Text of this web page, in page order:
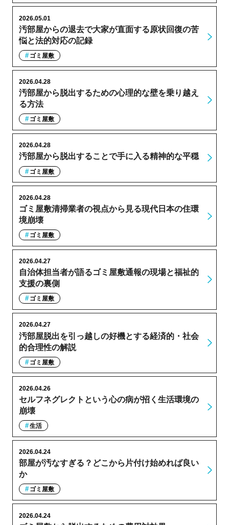
汚部屋からの退去で大家が直面する原状回復の苦
悩と法的対応の記録
2026.05.01
ゴミ屋敷
汚部屋から脱出するための心理的な壁を乗り越え
る方法
2026.04.28
ゴミ屋敷
汚部屋から脱出することで手に入る精神的な平穏
2026.04.28
ゴミ屋敷
ゴミ屋敷清掃業者の視点から見る現代日本の住環
境崩壊
2026.04.28
ゴミ屋敷
自治体担当者が語るゴミ屋敷通報の現場と福祉的
支援の裏側
2026.04.27
ゴミ屋敷
汚部屋脱出を引っ越しの好機とする経済的・社会
的合理性の解説
2026.04.27
ゴミ屋敷
セルフネグレクトという心の病が招く生活環境の
崩壊
2026.04.26
生活
部屋が汚なすぎる？どこから片付け始めれば良い
か
2026.04.24
ゴミ屋敷
2026.04.24